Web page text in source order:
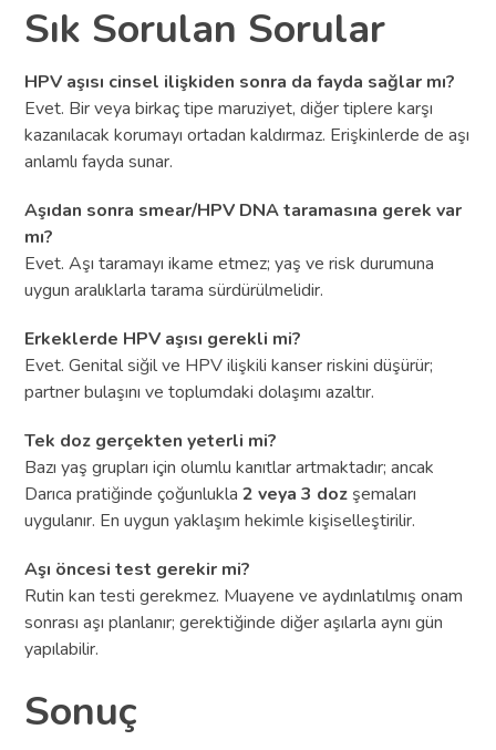
Sık Sorulan Sorular
HPV aşısı cinsel ilişkiden sonra da fayda sağlar mı?
Evet. Bir veya birkaç tipe maruziyet, diğer tiplere karşı
kazanılacak korumayı ortadan kaldırmaz. Erişkinlerde de aşı
anlamlı fayda sunar.
Aşıdan sonra smear/HPV DNA taramasına gerek var
mı?
Evet. Aşı taramayı ikame etmez; yaş ve risk durumuna
uygun aralıklarla tarama sürdürülmelidir.
Erkeklerde HPV aşısı gerekli mi?
Evet. Genital siğil ve HPV ilişkili kanser riskini düşürür;
partner bulaşını ve toplumdaki dolaşımı azaltır.
Tek doz gerçekten yeterli mi?
Bazı yaş grupları için olumlu kanıtlar artmaktadır; ancak
Darıca pratiğinde çoğunlukla2 veya 3 doz şemaları
uygulanır. En uygun yaklaşım hekimle kişiselleştirilir.
Aşı öncesi test gerekir mi?
Rutin kan testi gerekmez. Muayene ve aydınlatılmış onam
sonrası aşı planlanır; gerektiğinde diğer aşılarla aynı gün
yapılabilir.
Sonuç